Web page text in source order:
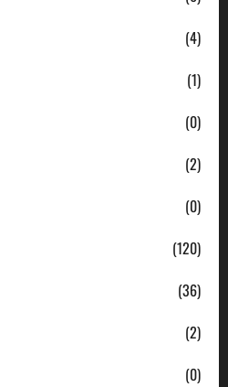
(4)
(1)
(0)
(2)
(0)
(120)
(36)
(2)
(0)